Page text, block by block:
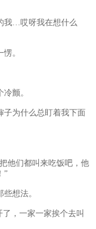
…哎呀我在想什么
。
颤。
为什么总盯着我下面
们都叫来吃饭吧，他
”
想法。
，一家一家挨个去叫